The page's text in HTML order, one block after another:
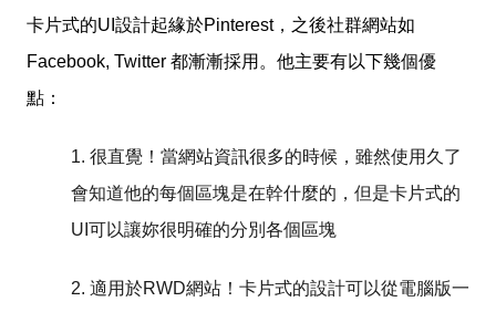
卡片式的UI設計起緣於Pinterest，之後社群網站如
Facebook, Twitter 都漸漸採用。他主要有以下幾個優
點：
1. 很直覺！當網站資訊很多的時候，雖然使用久了
會知道他的每個區塊是在幹什麼的，但是卡片式的
UI可以讓妳很明確的分別各個區塊
2. 適用於RWD網站！卡片式的設計可以從電腦版一